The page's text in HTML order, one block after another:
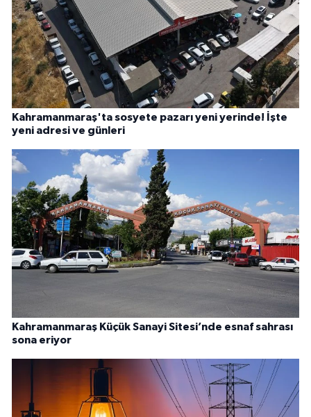
Kahramanmaraş'ta sosyete pazarı yeni yerinde! İşte
yeni adresi ve günleri
Kahramanmaraş Küçük Sanayi Sitesi’nde esnaf sahrası
sona eriyor